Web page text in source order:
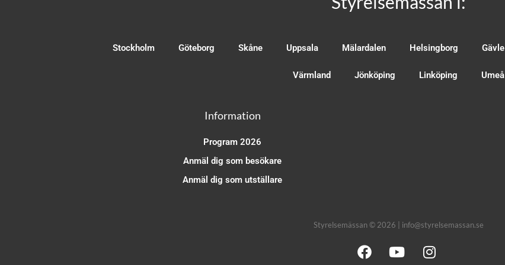
Stockholm Göteborg Skåne Uppsala Mälardalen Helsingborg Gävle
Värmland Jönköping Linköping Umeå
Information
Program 2026
Anmäl dig som besökare
Anmäl dig som utställare
Styrelsemässan © 2026 | info@styrelsemassan.se